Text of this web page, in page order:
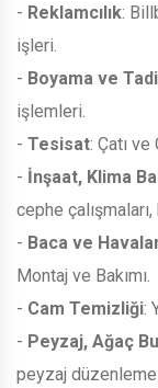
- Reklamcılık:
işleri.
- Boyama ve
işlemleri.
- Tesisat: Çatı ve
- İnşaat, Klima
cephe
- Baca ve
Montaj ve Bakımı.
- Cam Temizliği:
- Peyzaj, Ağaç
peyzaj